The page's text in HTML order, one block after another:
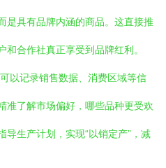
是具有品牌内涵的商品。这直接推
合作社真正享受到品牌红利。
以记录销售数据、消费区域等信
准了解市场偏好，哪些品种更受欢
生产计划，实现“以销定产”，减